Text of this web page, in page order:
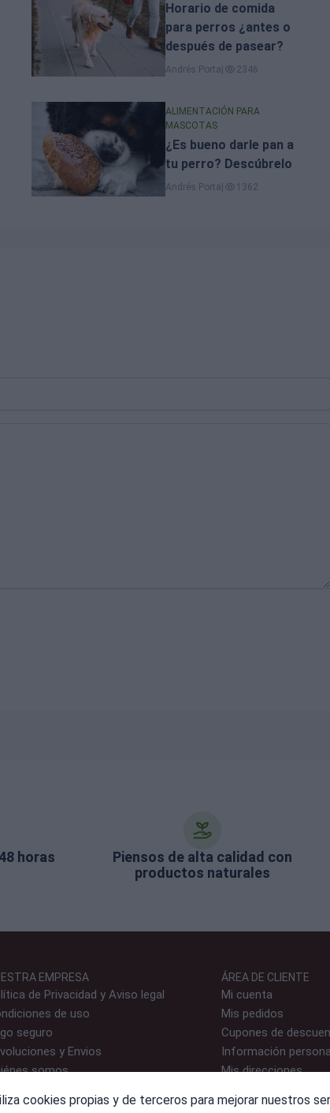
Horario de comida
para perros ¿antes o
después de pasear?
Andrés Porta 2346
ALIMENTACIÓN PARA
MASCOTAS
¿Es bueno darle pan a
tu perro? Descúbrelo
Andrés Porta 1362
horas
Piensos de alta calidad con
productos naturales
EMPRESA
de Privacidad y Aviso legal
de uso
seguro
y Envios
somos
ÁREA DE CLIENTE
Mi cuenta
Mis pedidos
Cupones de
Información
Mis direcciones
cookies propias y de terceros para mejorar nuestros